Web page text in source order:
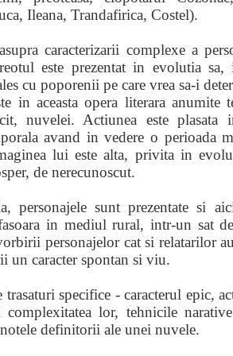
Ileana, Trandafirica, Costel).
caracterizarii complexe a
este prezentat in evolutia sa,
cu poporenii pe care vrea sa-i
in aceasta opera literara anumite
nuvelei. Actiunea este
avand in vedere o perioada
lui este alta, privita in
de nerecunoscut.
personajele sunt prezentate si
in mediul rural, intr-un sat
personajelor cat si relatarilor
un caracter spontan si viu.
trasaturi specifice - caracterul epic,
complexitatea lor, tehnicile
definitorii ale unei nuvele.